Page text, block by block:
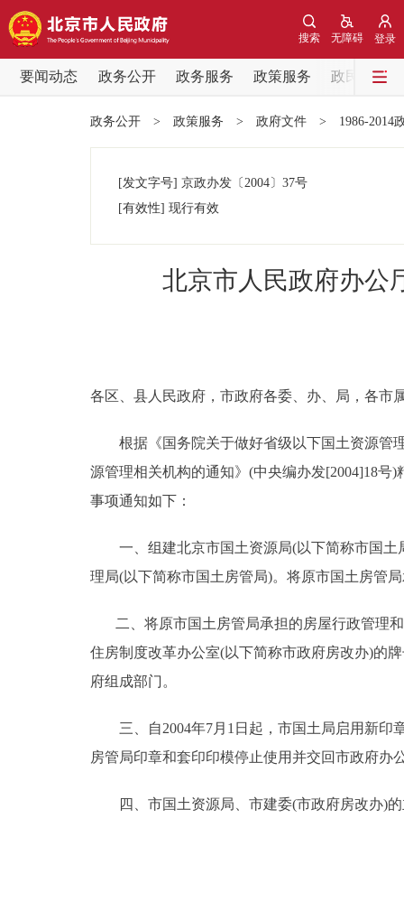
登录
无障碍
搜索
要闻动态 政务公开 政务服务 政策服务
政民互动
党中央精神
政策兑现
决策公开
政务服务
个人服务
中介服务
参与调查
政务公开 > 政策服务 > 政府文件 > 1986-2014
[发文字号] 京政办发 〔2004〕 37号
[有效性] 现行有效
北京市人民政府办公
各区、县人民政府，市政府各委、办、局，各市
根据《国务院关于做好省级以下国土资源管理
源管理相关机构的通知》(中央编办发[2004]18
事项通知如下：
一、组建北京市国土资源局(以下简称市国土
理局(以下简称市国土房管局)。将原市国土房管
二、将原市国土房管局承担的房屋行政管理和
住房制度改革办公室(以下简称市政府房改办)的
府组成部门。
三、自2004年7月1日起，市国土局启用新印
房管局印章和套印印模停止使用并交回市政府办
四、市国土资源局、市建委(市政府房改办)的